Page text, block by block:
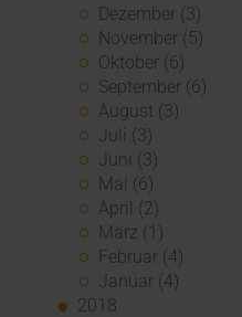
Dezember (3)
November (5)
Oktober (6)
September (6)
August (3)
Juli (3)
Juni (3)
Mai (6)
April (2)
März (1)
Februar (4)
Januar (4)
2018